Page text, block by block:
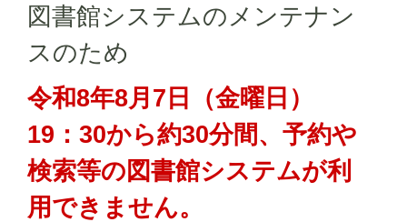
図書館システムのメンテナン
スのため
令和8年8月7日（金曜日）
19：30から約30分間、予約や
検索等の図書館システムが利
用できません。